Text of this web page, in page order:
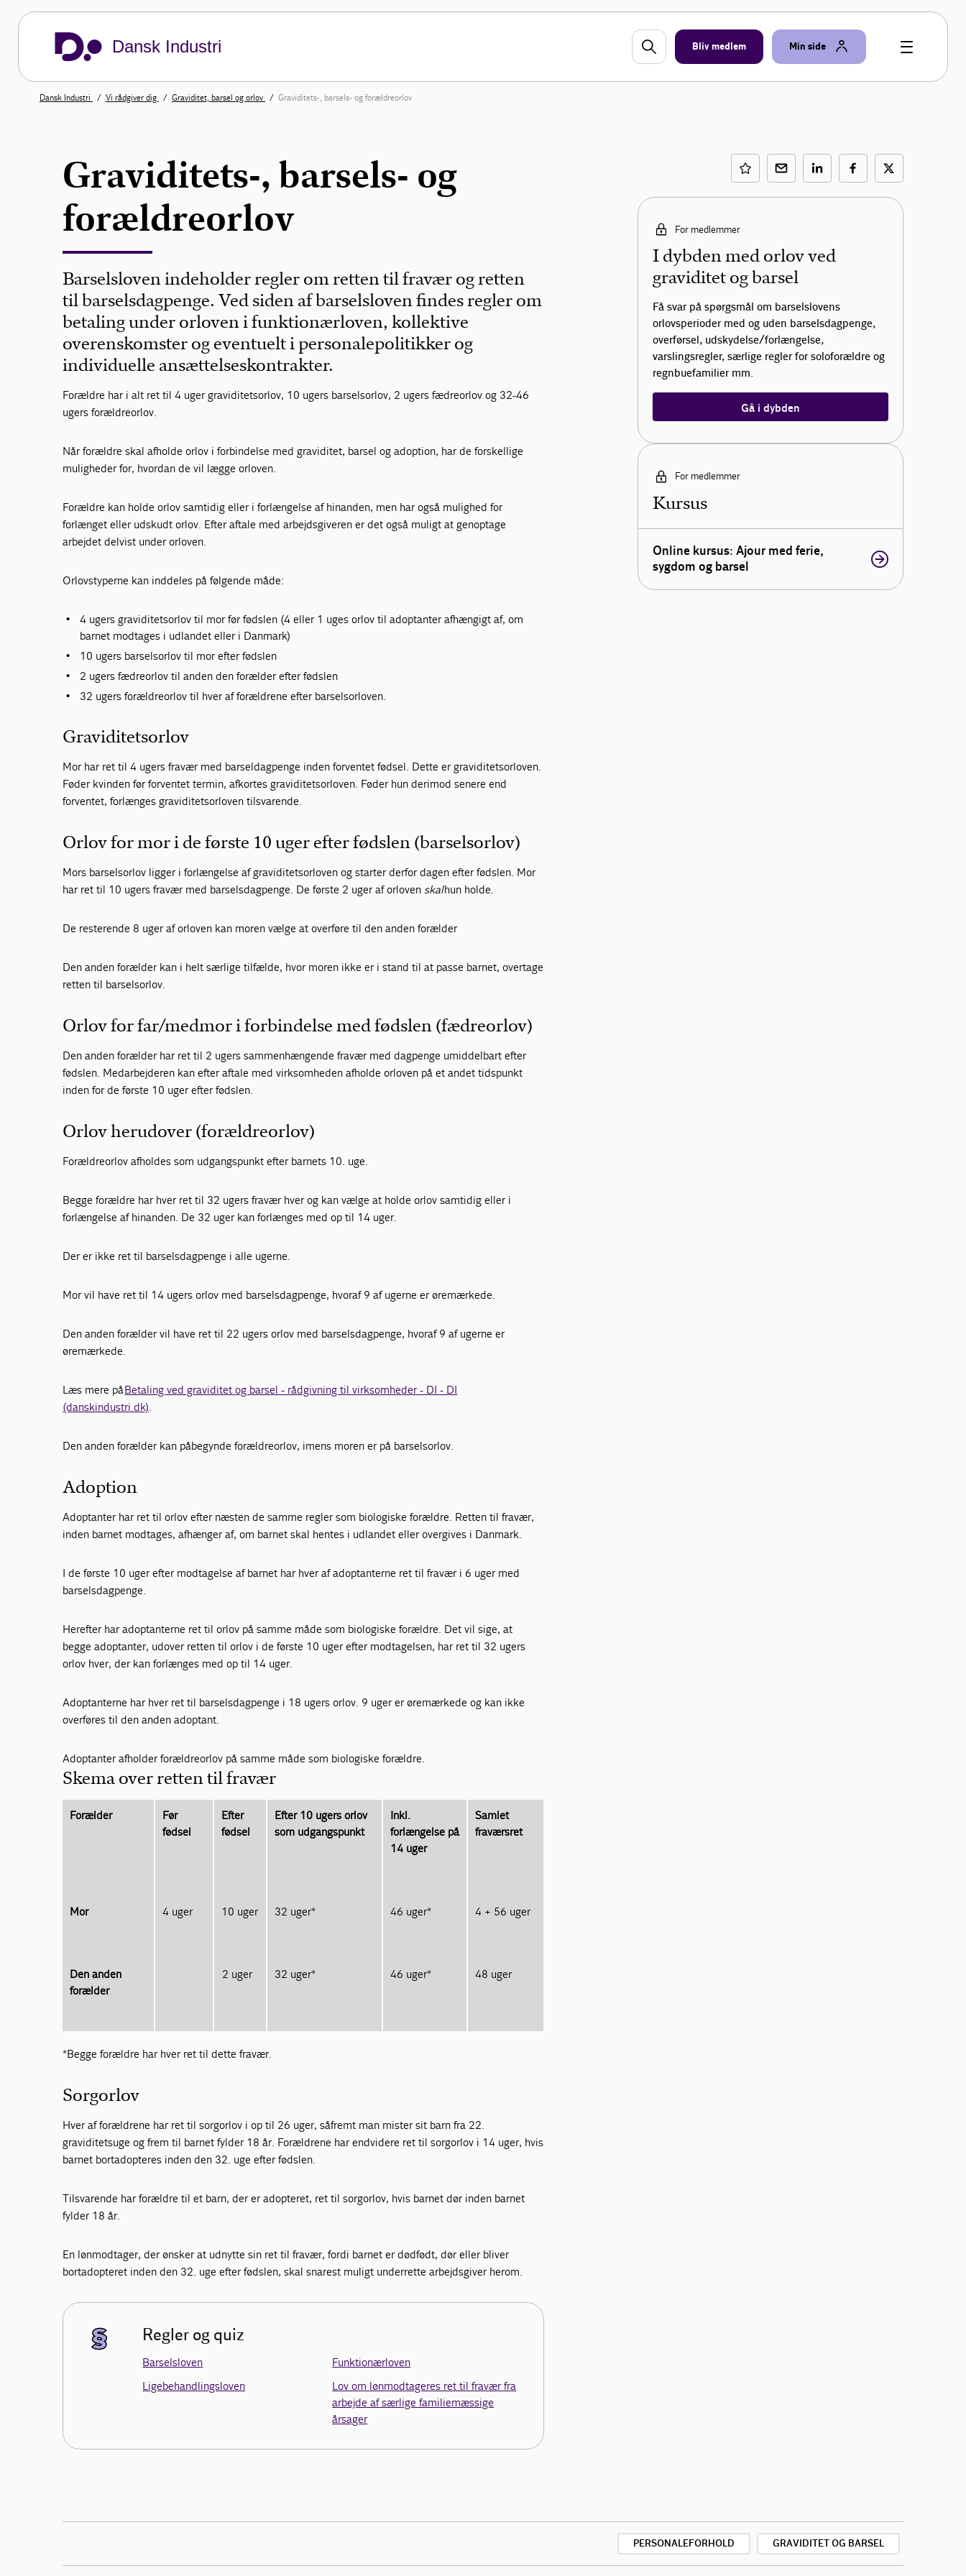
Dansk Industri Bliv medlem Min side
Dansk Industri Vi rådgiver dig Graviditet, barsel og orlov Graviditets-, barsels- og forældreorlov
Graviditets-, barsels- og
forældreorlov
Barselsloven indeholder regler om retten til fravær og retten
til barselsdagpenge. Ved siden af barselsloven findes regler om
betaling under orloven i funktionærloven, kollektive
overenskomster og eventuelt i personalepolitikker og
individuelle ansættelseskontrakter.
Forældre har i alt ret til 4 uger graviditetsorlov, 10 ugers barselsorlov, 2 ugers fædreorlov og 32-46
ugers forældreorlov.
Når forældre skal afholde orlov i forbindelse med graviditet, barsel og adoption, har de forskellige
muligheder for, hvordan de vil lægge orloven.
Forældre kan holde orlov samtidig eller i forlængelse af hinanden, men har også mulighed for
forlænget eller udskudt orlov. Efter aftale med arbejdsgiveren er det også muligt at genoptage
arbejdet delvist under orloven.
Orlovstyperne kan inddeles på følgende måde:
4 ugers graviditetsorlov til mor før fødslen (4 eller 1 uges orlov til adoptanter afhængigt af, om
barnet modtages i udlandet eller i Danmark)
10 ugers barselsorlov til mor efter fødslen
2 ugers fædreorlov til anden den forælder efter fødslen
32 ugers forældreorlov til hver af forældrene efter barselsorloven.
Graviditetsorlov
Mor har ret til 4 ugers fravær med barseldagpenge inden forventet fødsel. Dette er graviditetsorloven.
Føder kvinden før forventet termin, afkortes graviditetsorloven. Føder hun derimod senere end
forventet, forlænges graviditetsorloven tilsvarende.
Orlov for mor i de første 10 uger efter fødslen (barselsorlov)
Mors barselsorlov ligger i forlængelse af graviditetsorloven og starter derfor dagen efter fødslen. Mor
har ret til 10 ugers fravær med barselsdagpenge. De første 2 uger af orlovenskalhun holde.
De resterende 8 uger af orloven kan moren vælge at overføre til den anden forælder
Den anden forælder kan i helt særlige tilfælde, hvor moren ikke er i stand til at passe barnet, overtage
retten til barselsorlov.
Orlov for far/medmor i forbindelse med fødslen (fædreorlov)
Den anden forælder har ret til 2 ugers sammenhængende fravær med dagpenge umiddelbart efter
fødslen. Medarbejderen kan efter aftale med virksomheden afholde orloven på et andet tidspunkt
inden for de første 10 uger efter fødslen.
Orlov herudover (forældreorlov)
Forældreorlov afholdes som udgangspunkt efter barnets 10. uge.
Begge forældre har hver ret til 32 ugers fravær hver og kan vælge at holde orlov samtidig eller i
forlængelse af hinanden. De 32 uger kan forlænges med op til 14 uger.
Der er ikke ret til barselsdagpenge i alle ugerne.
Mor vil have ret til 14 ugers orlov med barselsdagpenge, hvoraf 9 af ugerne er øremærkede.
Den anden forælder vil have ret til 22 ugers orlov med barselsdagpenge, hvoraf 9 af ugerne er
øremærkede.
Læs mere påBetaling ved graviditet og barsel - rådgivning til virksomheder - DI - DI
(danskindustri.dk).
Den anden forælder kan påbegynde forældreorlov, imens moren er på barselsorlov.
Adoption
Adoptanter har ret til orlov efter næsten de samme regler som biologiske forældre. Retten til fravær,
inden barnet modtages, afhænger af, om barnet skal hentes i udlandet eller overgives i Danmark.
I de første 10 uger efter modtagelse af barnet har hver af adoptanterne ret til fravær i 6 uger med
barselsdagpenge.
Herefter har adoptanterne ret til orlov på samme måde som biologiske forældre. Det vil sige, at
begge adoptanter, udover retten til orlov i de første 10 uger efter modtagelsen, har ret til 32 ugers
orlov hver, der kan forlænges med op til 14 uger.
Adoptanterne har hver ret til barselsdagpenge i 18 ugers orlov. 9 uger er øremærkede og kan ikke
overføres til den anden adoptant.
Adoptanter afholder forældreorlov på samme måde som biologiske forældre.
Skema over retten til fravær
Forælder
Før
fødsel
Efter
fødsel
Efter 10 ugers orlov
som udgangspunkt
Inkl.
forlængelse på
14 uger
Samlet
fraværsret
Mor 4 uger 10 uger 32 uger* 46 uger* 4 + 56 uger
Den anden
forælder
2 uger 32 uger* 46 uger* 48 uger
*Begge forældre har hver ret til dette fravær.
Sorgorlov
Hver af forældrene har ret til sorgorlov i op til 26 uger, såfremt man mister sit barn fra 22.
graviditetsuge og frem til barnet fylder 18 år. Forældrene har endvidere ret til sorgorlov i 14 uger, hvis
barnet bortadopteres inden den 32. uge efter fødslen.
Tilsvarende har forældre til et barn, der er adopteret, ret til sorgorlov, hvis barnet dør inden barnet
fylder 18 år.
En lønmodtager, der ønsker at udnytte sin ret til fravær, fordi barnet er dødfødt, dør eller bliver
bortadopteret inden den 32. uge efter fødslen, skal snarest muligt underrette arbejdsgiver herom.
Regler og quiz
Barselsloven
Funktionærloven
Ligebehandlingsloven
Lov om lønmodtageres ret til fravær fra
arbejde af særlige familiemæssige
årsager
For medlemmer
I dybden med orlov ved
graviditet og barsel
Få svar på spørgsmål om barselslovens
orlovsperioder med og uden barselsdagpenge,
overførsel, udskydelse/forlængelse,
varslingsregler, særlige regler for soloforældre og
regnbuefamilier mm.
Gå i dybden
For medlemmer
Kursus
Online kursus: Ajour med ferie,
sygdom og barsel
PERSONALEFORHOLD GRAVIDITET OG BARSEL